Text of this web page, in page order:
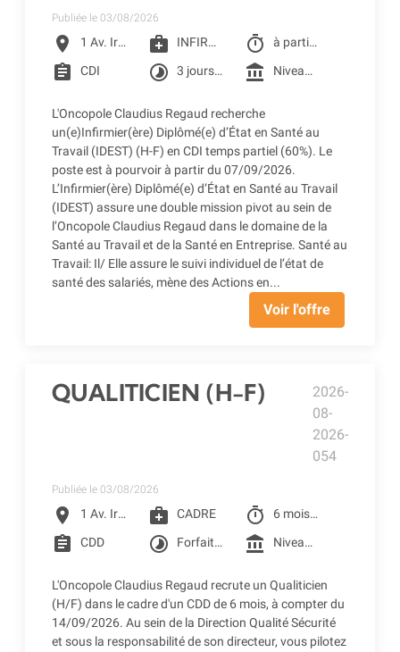
Publiée le 03/08/2026
location_on 1 Av. Irène Joliot-Curie, Toulouse medical_services INFIRMIER D.E timer à partir du 07/09/2026
assignment CDI timelapse 3 jours par semaine : mercredi, jeudi, vendredi account_balance Niveau 4F1 selon la grille conventionnelle des CLCC (1 455.49 € Brut à 60%) + Prime SEGUR 1&2 + Reprise ancienneté
L'Oncopole Claudius Regaud recherche
un(e)Infirmier(ère) Diplômé(e) d’État en Santé au
Travail (IDEST) (H-F) en CDI temps partiel (60%). Le
poste est à pourvoir à partir du 07/09/2026.
L’Infirmier(ère) Diplômé(e) d’État en Santé au Travail
(IDEST) assure une double mission pivot au sein de
l’Oncopole Claudius Regaud dans le domaine de la
Santé au Travail et de la Santé en Entreprise. Santé au
Travail: Il/ Elle assure le suivi individuel de l’état de
santé des salariés, mène des Actions en...
Voir l'offre
QUALITICIEN (H-F)
2026-
08-
2026-
054
Publiée le 03/08/2026
location_on 1 Av. Irène Joliot-Curie, Toulouse medical_services CADRE timer 6 mois à partir du 14/09/2026
assignment CDD timelapse Forfait jour 206 jours account_balance Niveau 6I de la grille conventionnelle des CLCC (3 005.42 € Brut) + Prime SEGUR (248.98 € Brut) + Reprise d'ancienneté
L'Oncopole Claudius Regaud recrute un Qualiticien
(H/F) dans le cadre d'un CDD de 6 mois, à compter du
14/09/2026. Au sein de la Direction Qualité Sécurité
et sous la responsabilité de son directeur, vous pilotez